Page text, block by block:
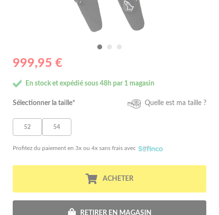
999,95 €
En stock et expédié sous 48h par 1 magasin
Sélectionner la taille* Quelle est ma taille ?
52 54
Profitez du paiement en 3x ou 4x sans frais avec
ACHETER
RETIRER EN MAGASIN